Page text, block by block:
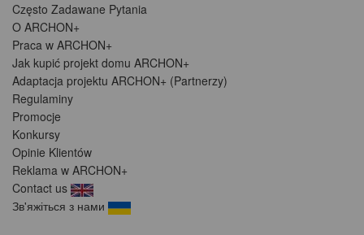
Często Zadawane Pytania
O ARCHON+
Praca w ARCHON+
Jak kupić projekt domu ARCHON+
Adaptacja projektu ARCHON+ (Partnerzy)
Regulaminy
Promocje
Konkursy
Opinie Klientów
Reklama w ARCHON+
Contact us
Зв'яжіться з нами